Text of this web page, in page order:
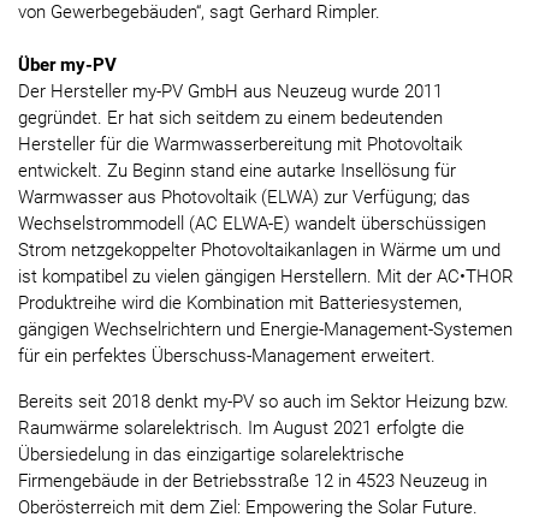
von Gewerbegebäuden“, sagt Gerhard Rimpler.
Über my-PV
Der Hersteller my-PV GmbH aus Neuzeug wurde 2011
gegründet. Er hat sich seitdem zu einem bedeutenden
Hersteller für die Warmwasserbereitung mit Photovoltaik
entwickelt. Zu Beginn stand eine autarke Insellösung für
Warmwasser aus Photovoltaik (ELWA) zur Verfügung; das
Wechselstrommodell (AC ELWA-E) wandelt überschüssigen
Strom netzgekoppelter Photovoltaikanlagen in Wärme um und
ist kompatibel zu vielen gängigen Herstellern. Mit der AC•THOR
Produktreihe wird die Kombination mit Batteriesystemen,
gängigen Wechselrichtern und Energie-Management-Systemen
für ein perfektes Überschuss-Management erweitert.
Bereits seit 2018 denkt my-PV so auch im Sektor Heizung bzw.
Raumwärme solarelektrisch. Im August 2021 erfolgte die
Übersiedelung in das einzigartige solarelektrische
Firmengebäude in der Betriebsstraße 12 in 4523 Neuzeug in
Oberösterreich mit dem Ziel: Empowering the Solar Future.